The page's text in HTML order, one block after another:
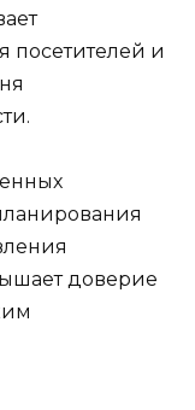
посетителей и
доверие